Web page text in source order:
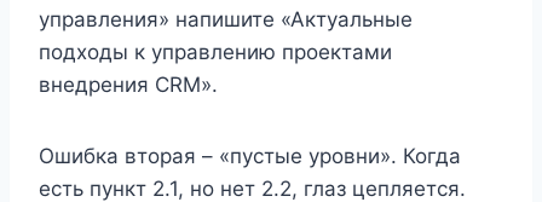
управления» напишите «Актуальные
подходы к управлению проектами
внедрения CRM».
Ошибка вторая – «пустые уровни». Когда
есть пункт 2.1, но нет 2.2, глаз цепляется.